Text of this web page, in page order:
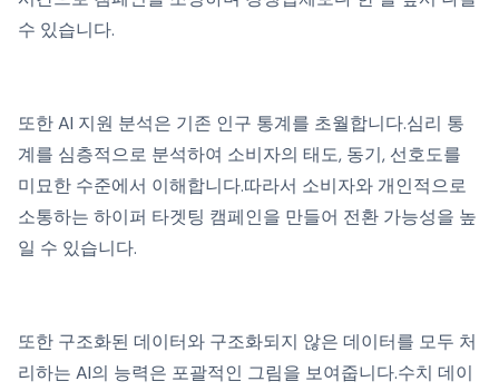
수 있습니다.
또한 AI 지원 분석은 기존 인구 통계를 초월합니다.심리 통
계를 심층적으로 분석하여 소비자의 태도, 동기, 선호도를
미묘한 수준에서 이해합니다.따라서 소비자와 개인적으로
소통하는 하이퍼 타겟팅 캠페인을 만들어 전환 가능성을 높
일 수 있습니다.
또한 구조화된 데이터와 구조화되지 않은 데이터를 모두 처
리하는 AI의 능력은 포괄적인 그림을 보여줍니다.수치 데이